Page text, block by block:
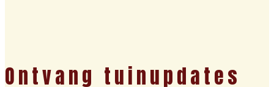
Ontvang tuinupdates